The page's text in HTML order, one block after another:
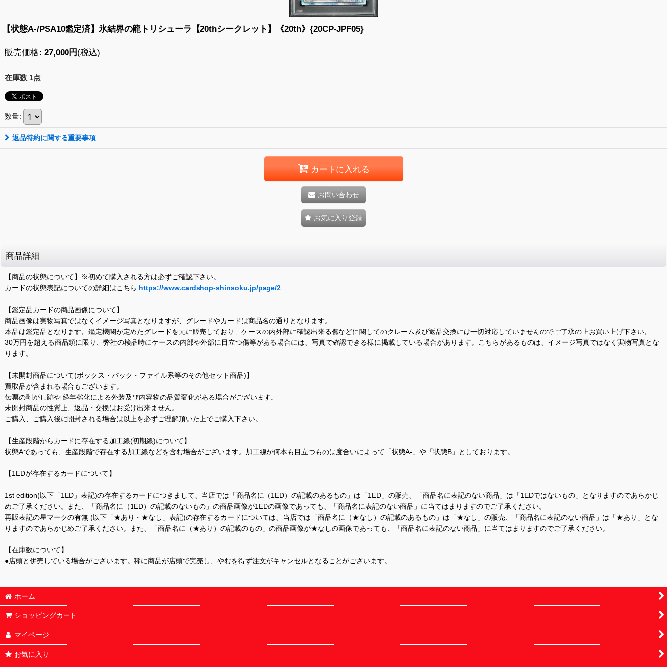
【状態A-/PSA10鑑定済】氷結界の龍トリシューラ【20thシークレット】《20th》{20CP-JPF05}
販売価格: 27,000円 (税込)
在庫数 1点
数量:
返品特約に関する重要事項
カートに入れる
お問い合わせ
お気に入り登録
商品詳細
【商品の状態について】※初めて購入される方は必ずご確認下さい。
カードの状態表記についての詳細はこちら https://www.cardshop-shinsoku.jp/page/2
【鑑定品カードの商品画像について】
商品画像は実物写真ではなくイメージ写真となりますが、グレードやカードは商品名の通りとなります。
本品は鑑定品となります。鑑定機関が定めたグレードを元に販売しており、ケースの内外部に確認出来る傷などに関してのクレーム及び返品交換には一切対応していませんのでご了承の上お買い上げ下さい。
30万円を超える商品類に限り、弊社の検品時にケースの内部や外部に目立つ傷等がある場合には、写真で確認できる様に掲載している場合があります。こちらがあるものは、イメージ写真ではなく実物写真とな
ります。
【未開封商品について(ボックス・パック・ファイル系等のその他セット商品)】
買取品が含まれる場合もございます。
伝票の剥がし跡や 経年劣化による外装及び内容物の品質変化がある場合がございます。
未開封商品の性質上、返品・交換はお受け出来ません。
ご購入、ご購入後に開封される場合は以上を必ずご理解頂いた上でご購入下さい。
【生産段階からカードに存在する加工線(初期線)について】
状態Aであっても、生産段階で存在する加工線などを含む場合がございます。加工線が何本も目立つものは度合いによって「状態A-」や「状態B」としております。
【1EDが存在するカードについて】
1st edition(以下「1ED」表記)の存在するカードにつきまして、当店では「商品名に（1ED）の記載のあるもの」は「1ED」の販売、「商品名に表記のない商品」は「1EDではないもの」となりますのであらかじ
めご了承ください。また、「商品名に（1ED）の記載のないもの」の商品画像が1EDの画像であっても、「商品名に表記のない商品」に当てはまりますのでご了承ください。
再販表記の星マークの有無 (以下「★あり・★なし」表記)の存在するカードについては、当店では「商品名に（★なし）の記載のあるもの」は「★なし」の販売、「商品名に表記のない商品」は「★あり」とな
りますのであらかじめご了承ください。また、「商品名に（★あり）の記載のもの」の商品画像が★なしの画像であっても、「商品名に表記のない商品」に当てはまりますのでご了承ください。
【在庫数について】
●店頭と併売している場合がございます。稀に商品が店頭で完売し、やむを得ず注文がキャンセルとなることがございます。
ホーム
ショッピングカート
マイページ
お気に入り